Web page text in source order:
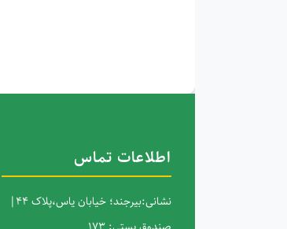
اطلاعات تماس
نشانی:بیرجند؛ خیابان یاس،پلاک 44|